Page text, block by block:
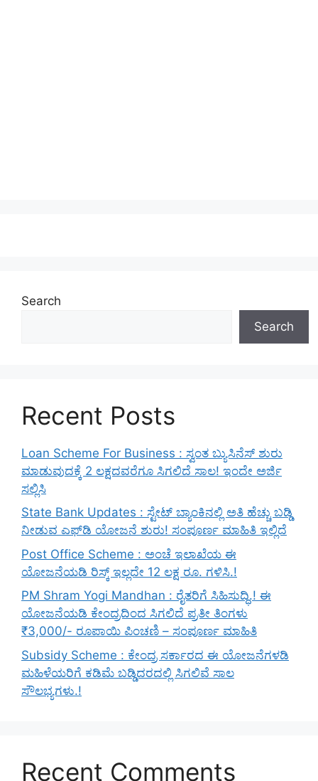
Search
Search
Recent Posts
Loan Scheme For Business : ಸ್ವಂತ ಬ್ಯುಸಿನೆಸ್ ಶುರು
ಮಾಡುವುದಕ್ಕೆ 2 ಲಕ್ಷದವರೆಗೂ ಸಿಗಲಿದೆ ಸಾಲ! ಇಂದೇ ಅರ್ಜಿ
ಸಲ್ಲಿಸಿ
State Bank Updates : ಸ್ಟೇಟ್ ಬ್ಯಾಂಕಿನಲ್ಲಿ ಅತಿ ಹೆಚ್ಚು ಬಡ್ಡಿ
ನೀಡುವ ಎಫ್‌ಡಿ ಯೋಜನೆ ಶುರು! ಸಂಪೂರ್ಣ ಮಾಹಿತಿ ಇಲ್ಲಿದೆ
Post Office Scheme : ಅಂಚೆ ಇಲಾಖೆಯ ಈ
ಯೋಜನೆಯಡಿ ರಿಸ್ಕ್‌ ಇಲ್ಲದೇ 12 ಲಕ್ಷ ರೂ. ಗಳಿಸಿ.!
PM Shram Yogi Mandhan : ರೈತರಿಗೆ ಸಿಹಿಸುದ್ಧಿ.! ಈ
ಯೋಜನೆಯಡಿ ಕೇಂದ್ರದಿಂದ ಸಿಗಲಿದೆ ಪ್ರತೀ ತಿಂಗಳು
₹3,000/- ರೂಪಾಯಿ ಪಿಂಚಣಿ – ಸಂಪೂರ್ಣ ಮಾಹಿತಿ
Subsidy Scheme : ಕೇಂದ್ರ ಸರ್ಕಾರದ ಈ ಯೋಜನೆಗಳಡಿ
ಮಹಿಳೆಯರಿಗೆ ಕಡಿಮೆ ಬಡ್ಡಿದರದಲ್ಲಿ ಸಿಗಲಿವೆ ಸಾಲ
ಸೌಲಭ್ಯಗಳು.!
Recent Comments